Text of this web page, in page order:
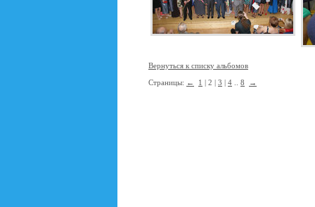
Вернуться к списку альбомов
Страницы: ← 1 | 2 | 3 | 4 8 →